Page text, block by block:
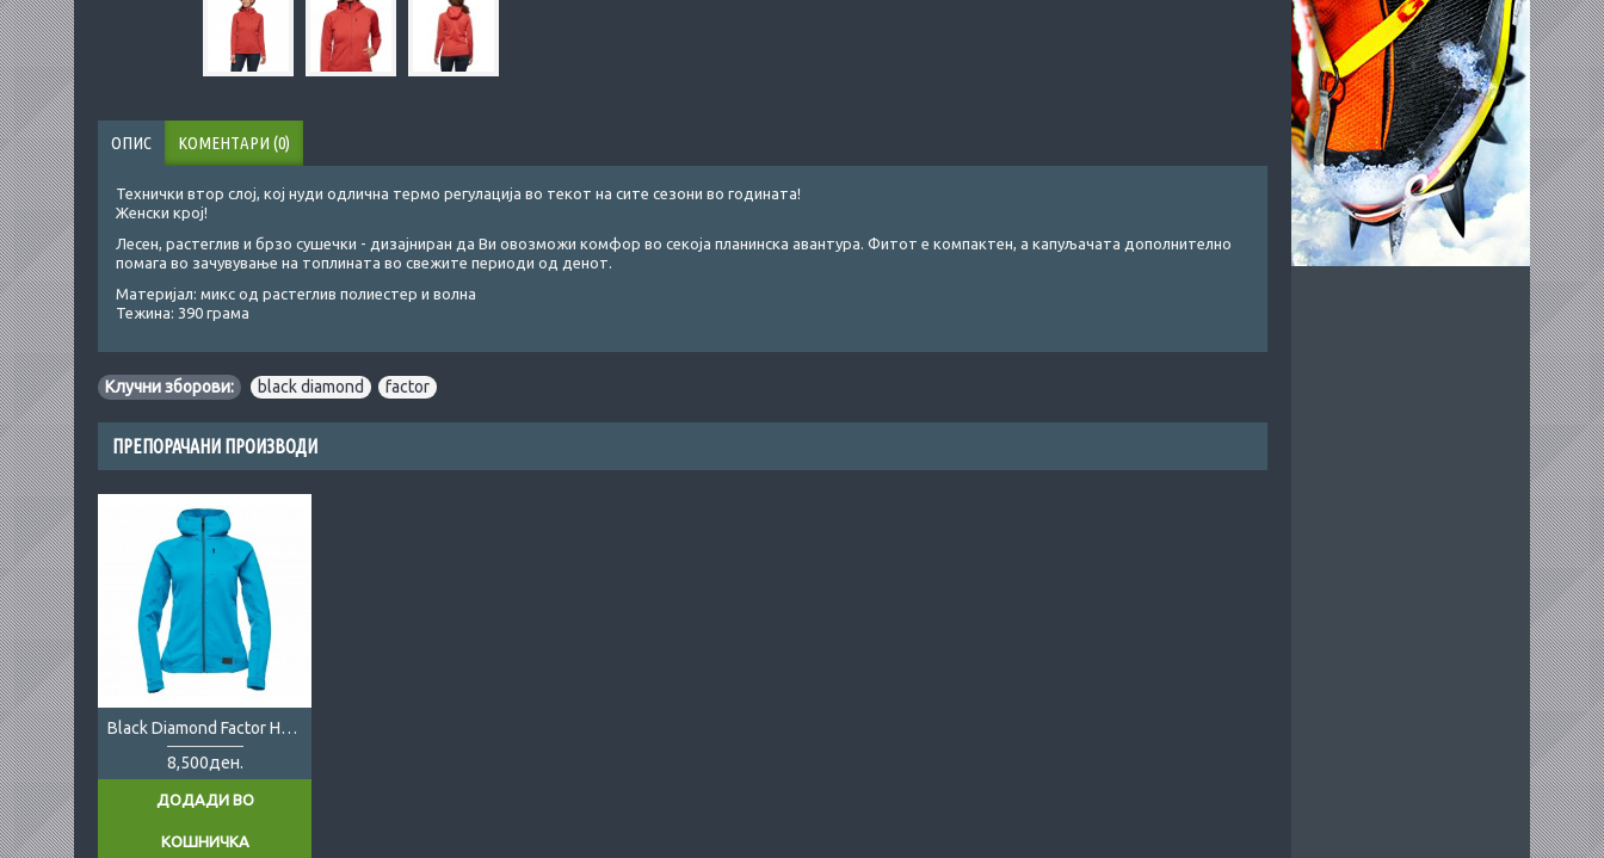
ОПИС КОМЕНТАРИ (0)
Технички втор слој, кој нуди одлична термо регулација во текот на сите сезони во годината!
Женски крој!
Лесен, растеглив и брзо сушечки - дизајниран да Ви овозможи комфор во секоја планинска авантура. Фитот е компактен, а капуљачата дополнително
помага во зачувување на топлината во свежите периоди од денот.
Материјал: микс од растеглив полиестер и волна
Тежина: 390 грама
Клучни зборови: black diamond factor
ПРЕПОРАЧАНИ ПРОИЗВОДИ
Black Diamond Factor Hoody Lady
8,500ден.
ДОДАДИ ВО
КОШНИЧКА